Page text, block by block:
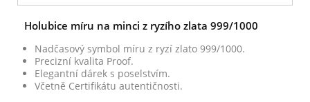
Holubice míru na minci z ryzího zlata 999/1000
Nadčasový symbol míru z ryzí zlato 999/1000.
Precizní kvalita Proof.
Elegantní dárek s poselstvím.
Včetně Certifikátu autentičnosti.